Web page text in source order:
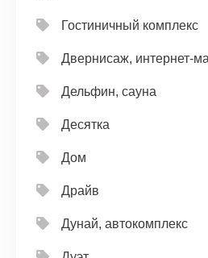
Гостиничный комплекс
Двернисаж, интернет-
Дельфин, сауна
Десятка
Дом
Драйв
Дунай, автокомплекс